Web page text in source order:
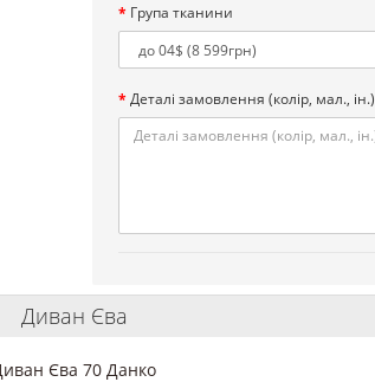
Група тканини
Деталі замовлення (колір, мал., ін.)
Диван Єва
Єва 70 Данко